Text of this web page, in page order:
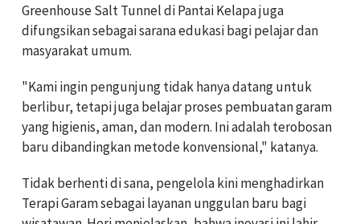
Greenhouse Salt Tunnel di Pantai Kelapa juga
difungsikan sebagai sarana edukasi bagi pelajar dan
masyarakat umum.
‎‎"Kami ingin pengunjung tidak hanya datang untuk
berlibur, tetapi juga belajar proses pembuatan garam
yang higienis, aman, dan modern. Ini adalah terobosan
baru dibandingkan metode konvensional," katanya.
‎‎Tidak berhenti di sana, pengelola kini menghadirkan
Terapi Garam sebagai layanan unggulan baru bagi